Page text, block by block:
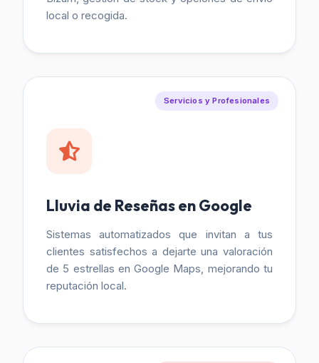
local o recogida.
Servicios y Profesionales
Lluvia de Reseñas en Google
Sistemas automatizados que invitan a tus
clientes satisfechos a dejarte una valoración
de 5 estrellas en Google Maps, mejorando tu
reputación local.